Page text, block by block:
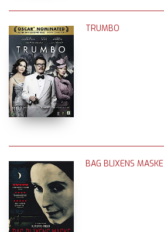
TRUMBO
BAG BLIXENS MASKE